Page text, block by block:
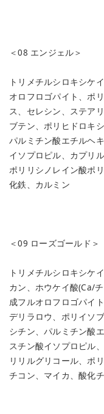
＜08 エンジェル＞
トリメチルシロキシケ
オロフロゴパイト、ポ
ス、セレシン、ステア
ブテン、ポリヒドロキ
パルミチン酸エチルヘ
イソプロピル、カプリ
ポリリシノレイン酸ポ
化鉄、カルミン
＜09 ローズゴールド＞
トリメチルシロキシケ
カン、ホウケイ酸(Ca/
成フルオロフロゴパイ
デリラロウ、ポリイソ
シチン、パルミチン酸
スチン酸イソプロピル
リリルグリコール、ポ
チコン、マイカ、酸化